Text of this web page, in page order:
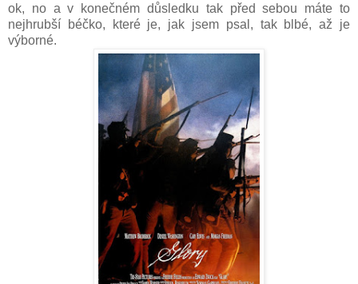
ok, no a v konečném důsledku tak před sebou máte to
nejhrubší béčko, které je, jak jsem psal, tak blbé, až je
výborné.